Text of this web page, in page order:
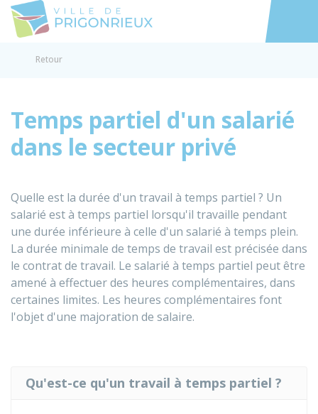
Accéder
Retour
Temps partiel d'un salarié
dans le secteur privé
Quelle est la durée d'un travail à temps partiel ? Un
salarié est à temps partiel lorsqu'il travaille pendant
une durée inférieure à celle d'un salarié à temps plein.
La durée minimale de temps de travail est précisée dans
le contrat de travail. Le salarié à temps partiel peut être
amené à effectuer des heures complémentaires, dans
certaines limites. Les heures complémentaires font
l'objet d'une majoration de salaire.
Qu'est-ce qu'un travail à temps partiel ?